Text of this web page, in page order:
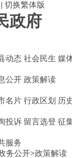
| 切换繁体版
动态 社会民生 媒
公开 政策解读
名片 行政区划 历
投诉 留言选登 征
服务
务公开>政策解读